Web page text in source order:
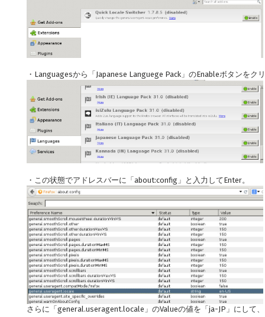
・Languagesから「Japanese Languege Pack」のEnableボタンをク
・この状態でアドレスバーに「about:config」と入力してEnter。
さらに「general.useragent.locale」のValueの値を「ja-JP」にして